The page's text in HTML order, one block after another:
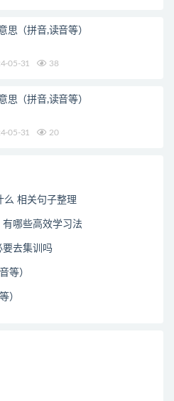
思（拼音,读音等）
05-31 38
思（拼音,读音等）
05-31 20
么 相关句子整理
哪些高效学习法
要去集训吗
等）
）